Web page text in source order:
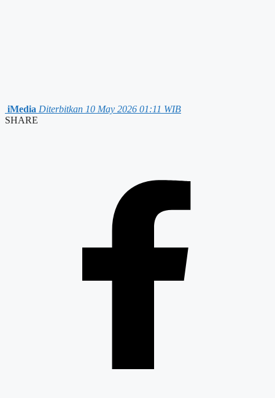
iMedia Diterbitkan 10 May 2026 01:11 WIB
SHARE